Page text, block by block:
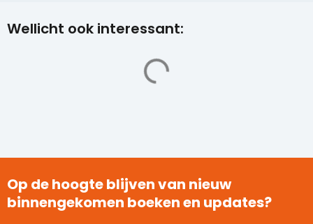
Wellicht ook interessant:
Op de hoogte blijven van nieuw
binnengekomen boeken en updates?